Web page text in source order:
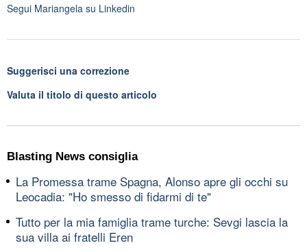
Segui Mariangela su Linkedin
Suggerisci una correzione
Valuta il titolo di questo articolo
Blasting News consiglia
La Promessa trame Spagna, Alonso apre gli occhi su
Leocadia: "Ho smesso di fidarmi di te"
Tutto per la mia famiglia trame turche: Sevgi lascia la
sua villa ai fratelli Eren